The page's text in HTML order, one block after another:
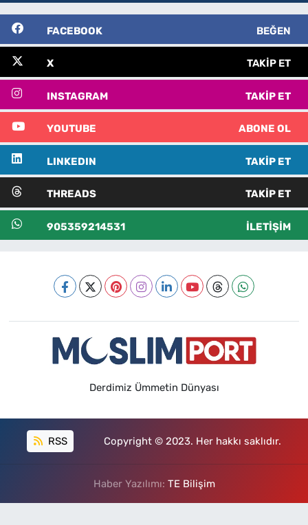
FACEBOOK BEĞEN
X TAKIP ET
INSTAGRAM TAKIP ET
YOUTUBE ABONE OL
LINKEDIN TAKIP ET
THREADS TAKIP ET
905359214531 İLETIŞIM
Derdimiz Ümmetin Dünyası
RSS Copyright © 2023. Her hakkı saklıdır.
Haber Yazılımı: TE Bilişim